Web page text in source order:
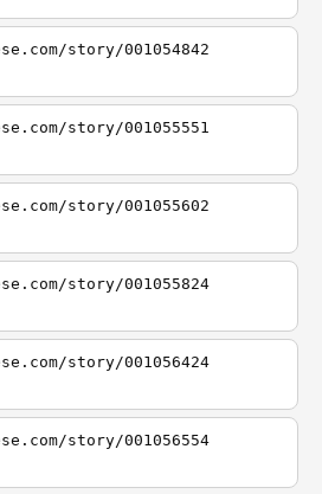
story/001054842
story/001055551
story/001055602
story/001055824
story/001056424
story/001056554